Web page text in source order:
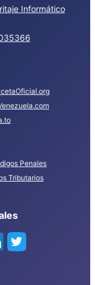
Informático
Penales
Tributarios